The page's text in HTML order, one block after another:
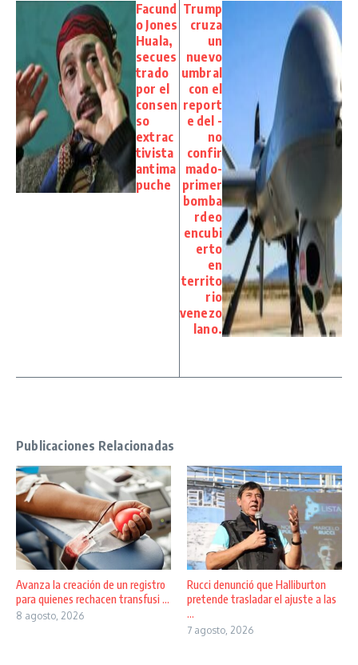
Facund
o Jones
Huala,
secues
trado
por el
consen
so
extrac
tivista
antima
puche
Trump
cruza
un
nuevo
umbral
con el
report
e del -
no
confir
mado-
primer
bomba
rdeo
encubi
erto
en
territo
rio
venezo
lano.
Publicaciones Relacionadas
Avanza la creación de un registro
para quienes rechacen transfusi ...
8 agosto, 2026
Rucci denunció que Halliburton
pretende trasladar el ajuste a las
...
7 agosto, 2026